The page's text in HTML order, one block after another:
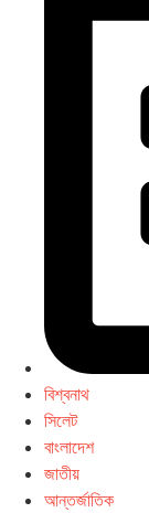
বিশ্বনাথ
সিলেট
বাংলাদেশ
জাতীয়
আন্তর্জাতিক